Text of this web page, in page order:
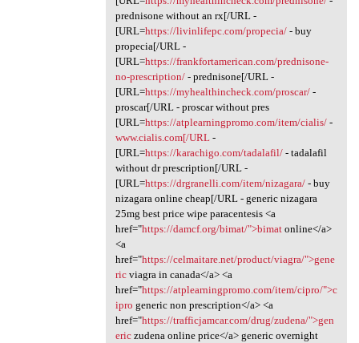
prednisone without an rx[/URL -
[URL=https://livinlifepc.com/propecia/- buy
propecia[/URL -
[URL=https://frankfortamerican.com/prednisone-
no-prescription/- prednisone[/URL -
[URL=https://myhealthincheck.com/proscar/-
proscar[/URL - proscar without pres
[URL=https://atplearningpromo.com/item/cialis/-
www.cialis.com[/URL-
[URL=https://karachigo.com/tadalafil/- tadalafil
without dr prescription[/URL -
[URL=https://drgranelli.com/item/nizagara/- buy
nizagara online cheap[/URL - generic nizagara
25mg best price wipe paracentesis <a
href="https://damcf.org/bimat/">bimatonline</a>
<a
href="https://celmaitare.net/product/viagra/">gene
ricviagra in canada</a> <a
href="https://atplearningpromo.com/item/cipro/">c
ipro generic non prescription</a> <a
href="https://trafficjamcar.com/drug/zudena/">gen
ericzudena online price</a> generic overnight